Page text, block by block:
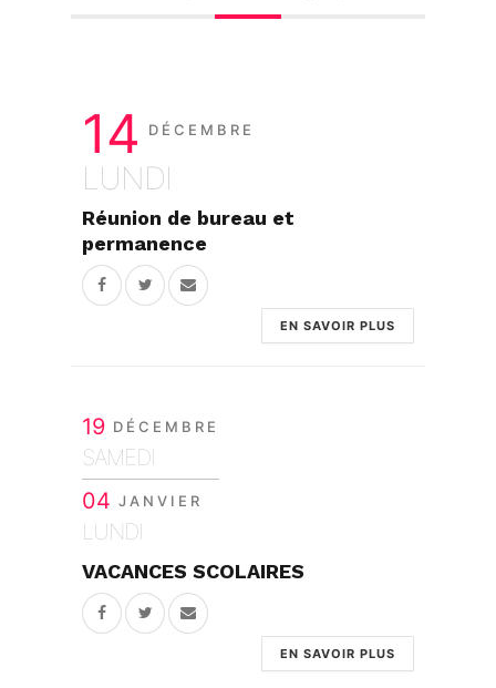
14 DÉCEMBRE
LUNDI
Réunion de bureau et
permanence
EN SAVOIR PLUS
19 DÉCEMBRE
SAMEDI
04 JANVIER
LUNDI
VACANCES SCOLAIRES
EN SAVOIR PLUS